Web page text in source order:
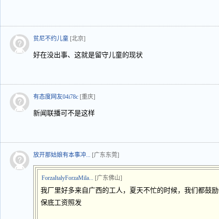
贫尼不约儿童 [北京]
好在没出事、这就是留守儿童的现状
有态度网友04i78c [重庆]
新闻联播可不是这样
放开那姑娘有本事冲... [广东东莞]
ForzaItalyForzaMila... [广东佛山]
我厂里好多来自广西的工人，夏天不忙的时候，我们都鼓
保底工资照发